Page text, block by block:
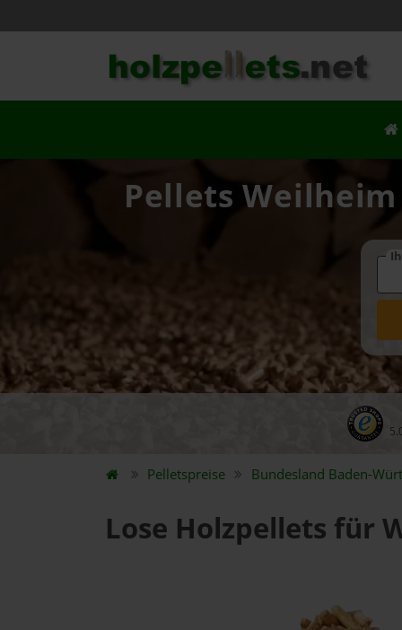
Pellets
Pelletspreise Bundesland Baden-
Lose Holzpellets für